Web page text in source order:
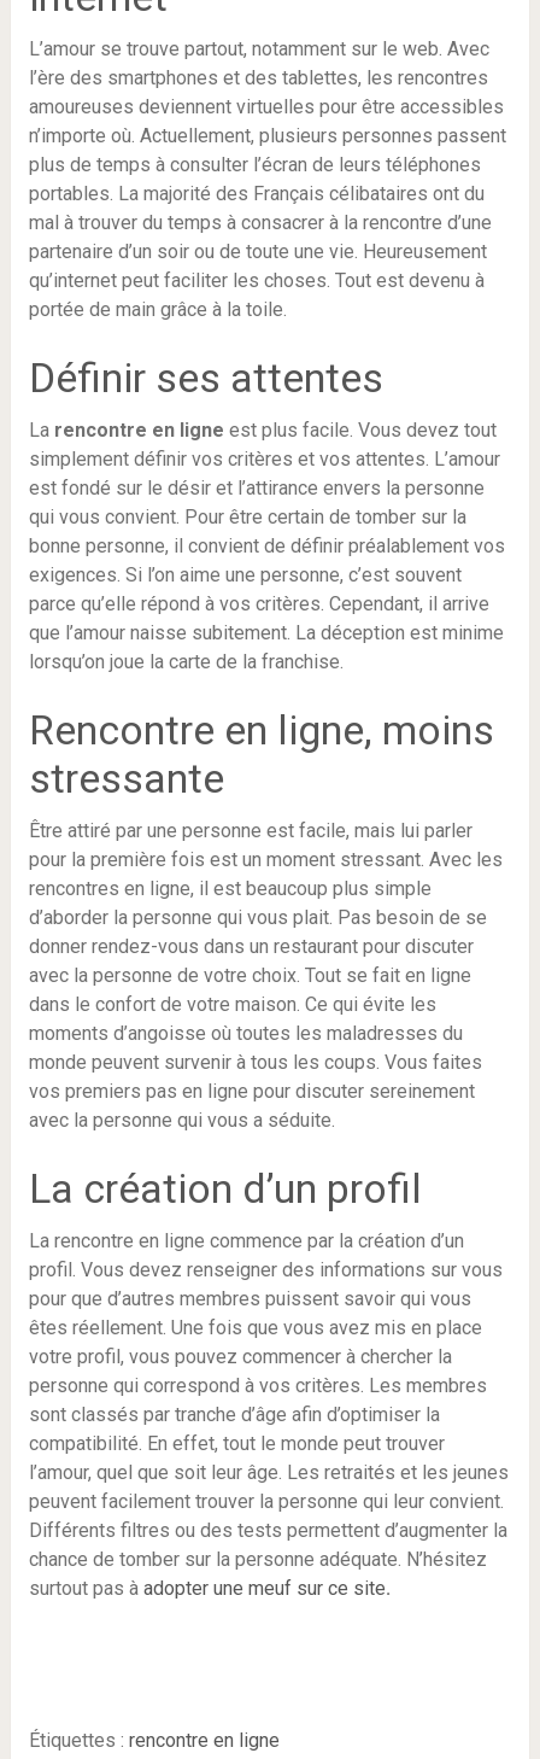
L’amour se trouve partout, notamment sur le web. Avec
l’ère des smartphones et des tablettes, les rencontres
amoureuses deviennent virtuelles pour être accessibles
n’importe où. Actuellement, plusieurs personnes passent
plus de temps à consulter l’écran de leurs téléphones
portables. La majorité des Français célibataires ont du
mal à trouver du temps à consacrer à la rencontre d’une
partenaire d’un soir ou de toute une vie. Heureusement
qu’internet peut faciliter les choses. Tout est devenu à
portée de main grâce à la toile.
Définir ses attentes
La rencontre en ligne est plus facile. Vous devez tout
simplement définir vos critères et vos attentes. L’amour
est fondé sur le désir et l’attirance envers la personne
qui vous convient. Pour être certain de tomber sur la
bonne personne, il convient de définir préalablement vos
exigences. Si l’on aime une personne, c’est souvent
parce qu’elle répond à vos critères. Cependant, il arrive
que l’amour naisse subitement. La déception est minime
lorsqu’on joue la carte de la franchise.
Rencontre en ligne, moins
stressante
Être attiré par une personne est facile, mais lui parler
pour la première fois est un moment stressant. Avec les
rencontres en ligne, il est beaucoup plus simple
d’aborder la personne qui vous plait. Pas besoin de se
donner rendez-vous dans un restaurant pour discuter
avec la personne de votre choix. Tout se fait en ligne
dans le confort de votre maison. Ce qui évite les
moments d’angoisse où toutes les maladresses du
monde peuvent survenir à tous les coups. Vous faites
vos premiers pas en ligne pour discuter sereinement
avec la personne qui vous a séduite.
La création d’un profil
La rencontre en ligne commence par la création d’un
profil. Vous devez renseigner des informations sur vous
pour que d’autres membres puissent savoir qui vous
êtes réellement. Une fois que vous avez mis en place
votre profil, vous pouvez commencer à chercher la
personne qui correspond à vos critères. Les membres
sont classés par tranche d’âge afin d’optimiser la
compatibilité. En effet, tout le monde peut trouver
l’amour, quel que soit leur âge. Les retraités et les jeunes
peuvent facilement trouver la personne qui leur convient.
Différents filtres ou des tests permettent d’augmenter la
chance de tomber sur la personne adéquate. N’hésitez
surtout pas à adopter une meuf sur ce site.
Étiquettes : rencontre en ligne